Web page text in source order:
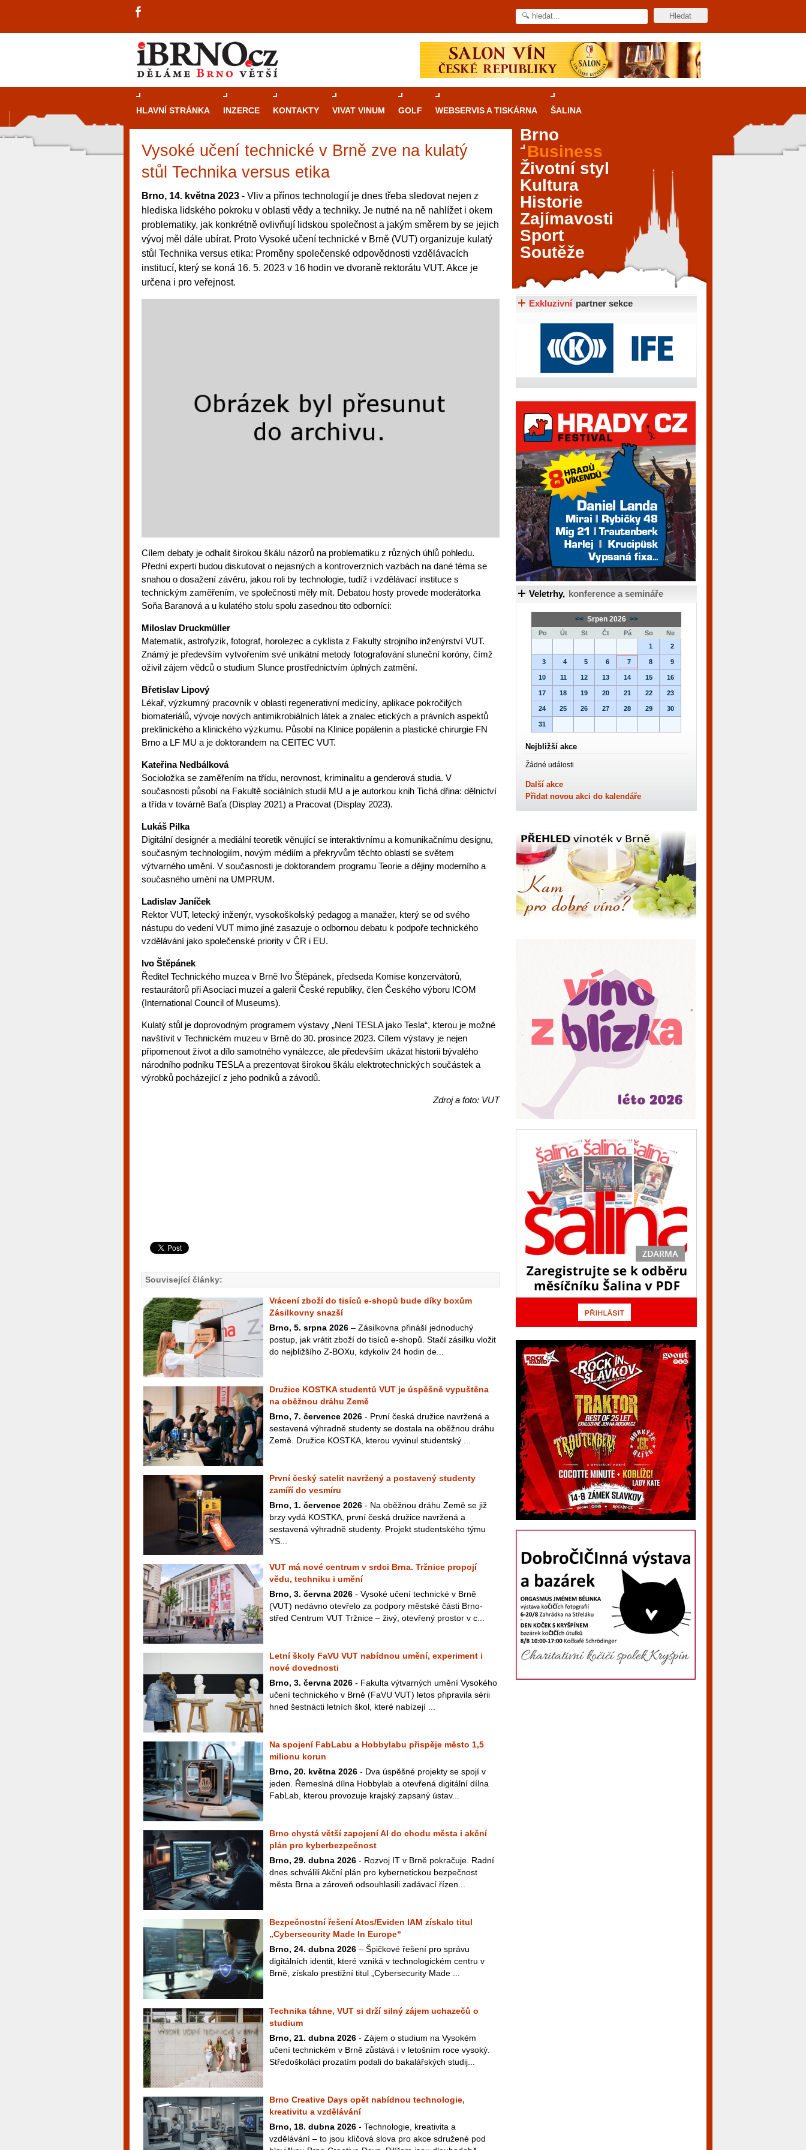
HLAVNÍ STRÁNKA INZERCE KONTAKTY VIVAT VINUM GOLF WEBSERVIS A TISKÁRNA ŠALINA
Vysoké učení technické v Brně zve na kulatý
stůl Technika versus etika
Brno, 14. května 2023 - Vliv a přínos technologií je dnes třeba sledovat nejen z
hlediska lidského pokroku v oblasti vědy a techniky. Je nutné na ně nahlížet i okem
problematiky, jak konkrétně ovlivňují lidskou společnost a jakým směrem by se jejich
vývoj měl dále ubírat. Proto Vysoké učení technické v Brně (VUT) organizuje kulatý
stůl Technika versus etika: Proměny společenské odpovědnosti vzdělávacích
institucí, který se koná 16. 5. 2023 v 16 hodin ve dvoraně rektorátu VUT. Akce je
určena i pro veřejnost.
Cílem debaty je odhalit širokou škálu názorů na problematiku z různých úhlů pohledu.
Přední experti budou diskutovat o nejasných a kontroverzních vazbách na dané téma se
snahou o dosažení závěru, jakou roli by technologie, tudíž i vzdělávací instituce s
technickým zaměřením, ve společnosti měly mít. Debatou hosty provede moderátorka
Soňa Baranová a u kulatého stolu spolu zasednou tito odborníci:
Miloslav Druckmüller
Matematik, astrofyzik, fotograf, horolezec a cyklista z Fakulty strojního inženýrství VUT.
Známý je především vytvořením své unikátní metody fotografování sluneční koróny, čímž
oživil zájem vědců o studium Slunce prostřednictvím úplných zatmění.
Břetislav Lipový
Lékař, výzkumný pracovník v oblasti regenerativní medicíny, aplikace pokročilých
biomateriálů, vývoje nových antimikrobiálních látek a znalec etických a právních aspektů
preklinického a klinického výzkumu. Působí na Klinice popálenin a plastické chirurgie FN
Brno a LF MU a je doktorandem na CEITEC VUT.
Kateřina Nedbálková
Socioložka se zaměřením na třídu, nerovnost, kriminalitu a genderová studia. V
současnosti působí na Fakultě sociálních studií MU a je autorkou knih Tichá dřina: dělnictví
a třída v továrně Baťa (Display 2021) a Pracovat (Display 2023).
Lukáš Pilka
Digitální designér a mediální teoretik věnující se interaktivnímu a komunikačnímu designu,
současným technologiím, novým médiím a překryvům těchto oblastí se světem
výtvarného umění. V současnosti je doktorandem programu Teorie a dějiny moderního a
současného umění na UMPRUM.
Ladislav Janíček
Rektor VUT, letecký inženýr, vysokoškolský pedagog a manažer, který se od svého
nástupu do vedení VUT mimo jiné zasazuje o odbornou debatu k podpoře technického
vzdělávání jako společenské priority v ČR i EU.
Ivo Štěpánek
Ředitel Technického muzea v Brně Ivo Štěpánek, předseda Komise konzervátorů,
restaurátorů při Asociaci muzeí a galerií České republiky, člen Českého výboru ICOM
(International Council of Museums).
Kulatý stůl je doprovodným programem výstavy „Není TESLA jako Tesla“, kterou je možné
navštívit v Technickém muzeu v Brně do 30. prosince 2023. Cílem výstavy je nejen
připomenout život a dílo samotného vynálezce, ale především ukázat historii bývalého
národního podniku TESLA a prezentovat širokou škálu elektrotechnických součástek a
výrobků pocházející z jeho podniků a závodů.
Zdroj a foto: VUT
Související články:
Vrácení zboží do tisíců e-shopů bude díky boxům
Zásilkovny snazší
Brno, 5. srpna 2026 – Zásilkovna přináší jednoduchý
postup, jak vrátit zboží do tisíců e-shopů. Stačí zásilku vložit
do nejbližšího Z-BOXu, kdykoliv 24 hodin de...
Družice KOSTKA studentů VUT je úspěšně vypuštěna
na oběžnou dráhu Země
Brno, 7. července 2026 - První česká družice navržená a
sestavená výhradně studenty se dostala na oběžnou dráhu
Země. Družice KOSTKA, kterou vyvinul studentský ...
První český satelit navržený a postavený studenty
zamíří do vesmíru
Brno, 1. července 2026 - Na oběžnou dráhu Země se již
brzy vydá KOSTKA, první česká družice navržená a
sestavená výhradně studenty. Projekt studentského týmu
YS...
VUT má nové centrum v srdci Brna. Tržnice propojí
vědu, techniku i umění
Brno, 3. června 2026 - Vysoké učení technické v Brně
(VUT) nedávno otevřelo za podpory městské části Brno-
střed Centrum VUT Tržnice – živý, otevřený prostor v c...
Letní školy FaVU VUT nabídnou umění, experiment i
nové dovednosti
Brno, 3. června 2026 - Fakulta výtvarných umění Vysokého
učení technického v Brně (FaVU VUT) letos připravila sérii
hned šestnácti letních škol, které nabízejí ...
Na spojení FabLabu a Hobbylabu přispěje město 1,5
milionu korun
Brno, 20. května 2026 - Dva úspěšné projekty se spojí v
jeden. Řemeslná dílna Hobbylab a otevřená digitální dílna
FabLab, kterou provozuje krajský zapsaný ústav...
Brno chystá větší zapojení AI do chodu města i akční
plán pro kyberbezpečnost
Brno, 29. dubna 2026 - Rozvoj IT v Brně pokračuje. Radní
dnes schválili Akční plán pro kybernetickou bezpečnost
města Brna a zároveň odsouhlasili zadávací řízen...
Bezpečnostní řešení Atos/Eviden IAM získalo titul
„Cybersecurity Made In Europe“
Brno, 24. dubna 2026 – Špičkové řešení pro správu
digitálních identit, které vzniká v technologickém centru v
Brně, získalo prestižní titul „Cybersecurity Made ...
Technika táhne, VUT si drží silný zájem uchazečů o
studium
Brno, 21. dubna 2026 - Zájem o studium na Vysokém
učení technickém v Brně zůstává i v letošním roce vysoký.
Středoškoláci prozatím podali do bakalářských studij...
Brno Creative Days opět nabídnou technologie,
kreativitu a vzdělávání
Brno, 18. dubna 2026 - Technologie, kreativita a
vzdělávání – to jsou klíčová slova pro akce sdružené pod
Průvodce kasinovými hrami v Brně: Od
rulety po video automaty
Brno je městem známým pro zajímavé památky, skvělé
restaurace, divadla a univerzity. Mimo jiné je ale také
místem, kde si můžete legálně a bezpečně vyzkoušet
různé kasinové hry. V neustále kvetoucí moravské
metropoli naleznete širokou nabídku her od klasické
rulety až po moderní automaty jak pro pravidelné
návštěvníky, tak pro příležitostné hráče. V...
Brno
Business
Životní styl
Kultura
Historie
Zajímavosti
Sport
Soutěže
Exkluzivní partner sekce
Veletrhy, konference a semináře
<< Srpen 2026 >>
Po Út St Čt Pá So
Ne
1
2
3 4 5 6 7 8 9
10 11 12 13 14 15 16
17 18 19 20 21 22 23
24 25 26 27 28 29 30
31
Nejbližší akce
Žádné události
Další akce
Přidat novou akci do kalendáře